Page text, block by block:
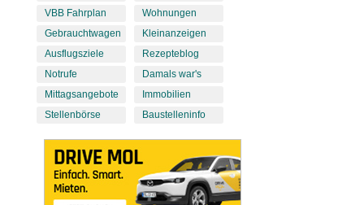
VBB Fahrplan
Gebrauchtwagen
Ausflugsziele
Notrufe
Mittagsangebote
Stellenbörse
Wohnungen
Kleinanzeigen
Rezepteblog
Damals war's
Immobilien
Baustelleninfo